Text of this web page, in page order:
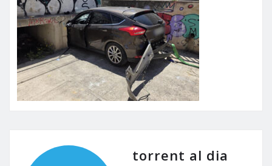
torrent al dia